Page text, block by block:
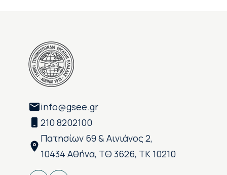
info@gsee.gr
210 8202100
Πατησίων 69 & Αινιάνος 2,
10434 Αθήνα, ΤΘ 3626, ΤΚ 10210